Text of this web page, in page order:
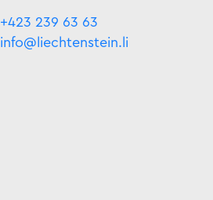
+423 239 63 63
info@liechtenstein.li